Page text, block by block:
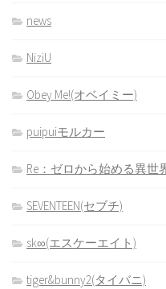
news
NiziU
Obey Me!(オベイミー)
puipuiモルカー
Re：ゼロから始める異世
SEVENTEEN(セブチ)
sk∞(エスケーエイト)
tiger&bunny2(タイバニ)